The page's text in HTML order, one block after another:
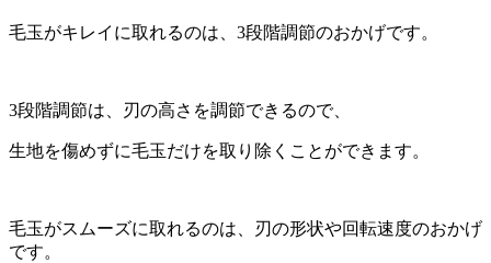
毛玉がキレイに取れるのは、3段階調節のおかげです。
3段階調節は、刃の高さを調節できるので、
生地を傷めずに毛玉だけを取り除くことができます。
毛玉がスムーズに取れるのは、刃の形状や回転速度のおかげ
です。